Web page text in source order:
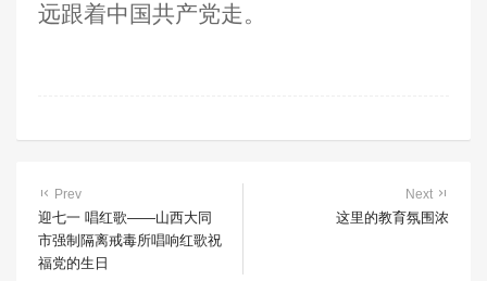
远跟着中国共产党走。
Prev
迎七一 唱红歌——山西大同
市强制隔离戒毒所唱响红歌祝
福党的生日
Next
这里的教育氛围浓